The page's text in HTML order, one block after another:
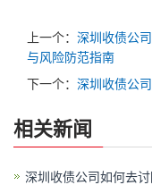
上一个： 深圳收债公
与风险防范指南
下一个： 深圳收债公
相关新闻
深圳收债公司如何去